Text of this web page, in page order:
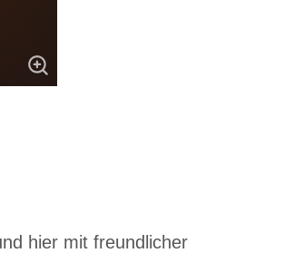
hier mit freundlicher